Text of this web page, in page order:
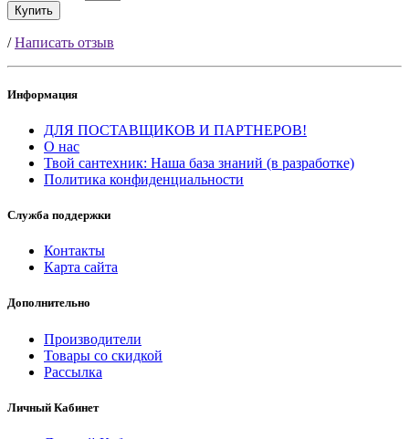
Купить
/Написать отзыв
Информация
ДЛЯ ПОСТАВЩИКОВ И ПАРТНЕРОВ!
О нас
Твой сантехник: Наша база знаний (в разработке)
Политика конфиденциальности
Служба поддержки
Контакты
Карта сайта
Дополнительно
Производители
Товары со скидкой
Рассылка
Личный Кабинет